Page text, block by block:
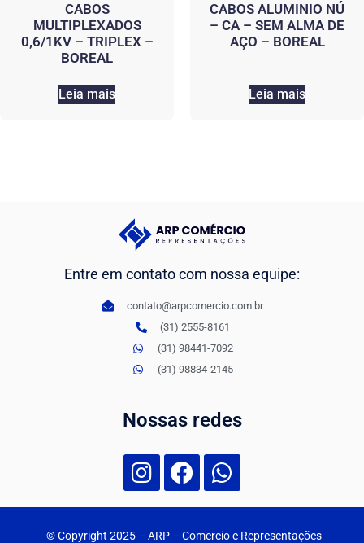
CABOS
MULTIPLEXADOS
0,6/1KV – TRIPLEX –
BOREAL
Leia mais
CABOS ALUMINIO NÚ
– CA – SEM ALMA DE
AÇO – BOREAL
Leia mais
Entre em contato com nossa equipe:
contato@arpcomercio.com.br
(31) 2555-8161
(31) 98441-7092
(31) 98834-2145
Nossas redes
© Copyright 2025 – ARP – Comercio e Representações